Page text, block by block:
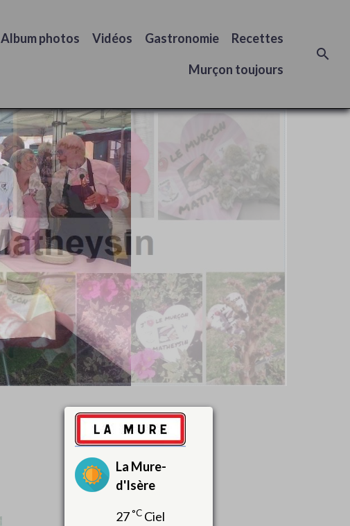
Album photos Vidéos Gastronomie Recettes
Murçon toujours
La Mure-
d'Isère
27 °CCiel